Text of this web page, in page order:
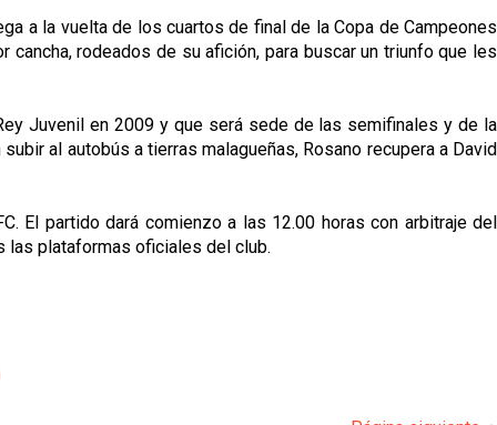
a la vuelta de los cuartos de final de la Copa de Campeones
rodeados de su afición, para buscar un triunfo que les
Juvenil en 2009 y que será sede de las semifinales y de la
al autobús a tierras malagueñas, Rosano recupera a David
El partido dará comienzo a las 12.00 horas con arbitraje del
las plataformas oficiales del club.